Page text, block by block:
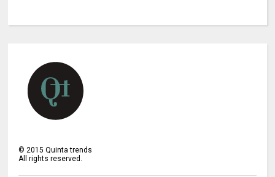
©2015 Quinta trends
All rights reserved.